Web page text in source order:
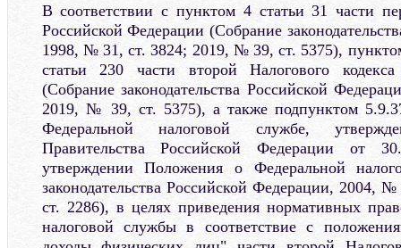
В соответствии с пунктом 4 статьи 31 части
Российской Федерации (Собрание
1998, № 31, ст. 3824; 2019, № 39, ст. 5375),
статьи 230 части второй Налогового
(Собрание законодательства Российской
2019, № 39, ст. 5375), а также подпунктом
Федеральной налоговой службе,
Правительства Российской Федерации
утверждении Положения о Федеральной
законодательства Российской Федерации, 2004,
ст. 2286), в целях приведения нормативных
налоговой службы в соответствие с